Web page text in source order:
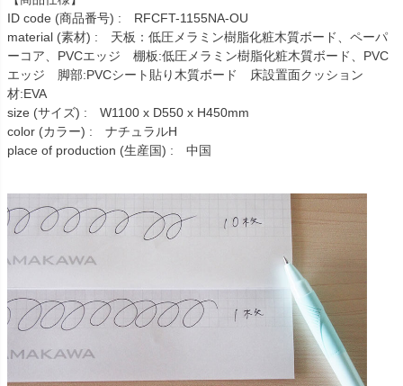
ID code (商品番号) : RFCFT-1155NA-OU
material (素材) : 天板：低圧メラミン樹脂化粧木質ボード、ペーパ
ーコア、PVCエッジ 棚板:低圧メラミン樹脂化粧木質ボード、PVC
エッジ 脚部:PVCシート貼り木質ボード 床設置面クッション
材:EVA
size (サイズ) : W1100 x D550 x H450mm
color (カラー) : ナチュラルH
place of production (生産国) : 中国